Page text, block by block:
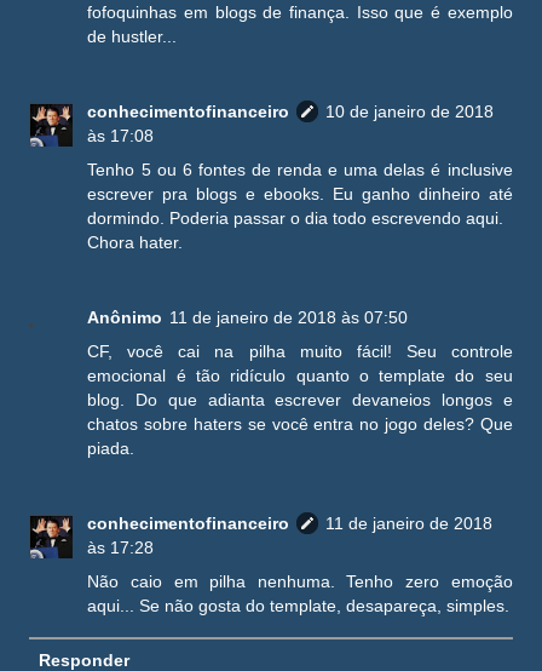
fofoquinhas em blogs de finança. Isso que é exemplo
de hustler...
conhecimentofinanceiro
10 de janeiro de 2018
às 17:08
Tenho 5 ou 6 fontes de renda e uma delas é inclusive
escrever pra blogs e ebooks. Eu ganho dinheiro até
dormindo. Poderia passar o dia todo escrevendo aqui.
Chora hater.
Anônimo 11 de janeiro de 2018 às 07:50
CF, você cai na pilha muito fácil! Seu controle
emocional é tão ridículo quanto o template do seu
blog. Do que adianta escrever devaneios longos e
chatos sobre haters se você entra no jogo deles? Que
piada.
conhecimentofinanceiro
11 de janeiro de 2018
às 17:28
Não caio em pilha nenhuma. Tenho zero emoção
aqui... Se não gosta do template, desapareça, simples.
Responder